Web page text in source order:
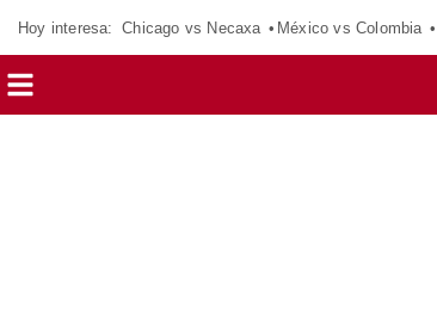
Hoy interesa: Chicago vs Necaxa México vs Colombia